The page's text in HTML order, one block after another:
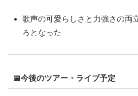
歌声の可愛らしさと力強さの両
ろとなった
📅今後のツアー・ライブ予定